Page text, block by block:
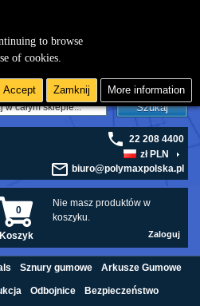
Szukaj
22 208 4400
zł PLN
biuro@polymaxpolska.pl
Nie masz produktów w
koszyku.
0
Koszyk Zaloguj
Sznury gumowe Arkusze Gumowe
Odbojnice Bezpieczeństwo
to browse
of cookies.
Accept Zamknij More information